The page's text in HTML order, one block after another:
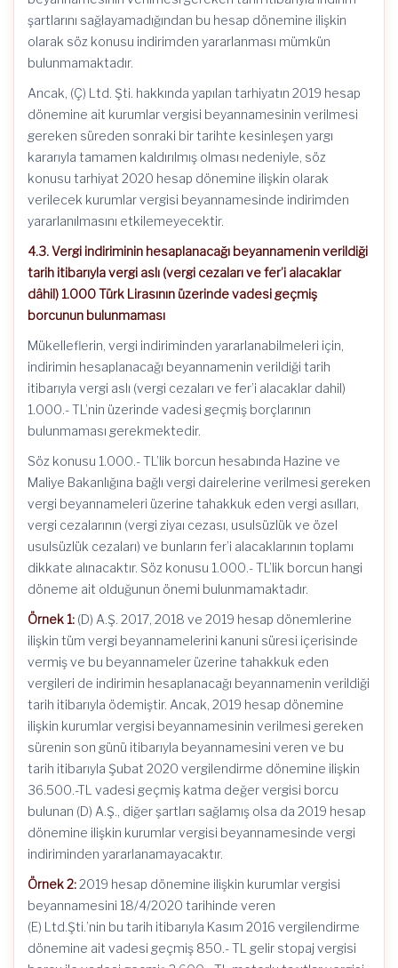
şartlarını sağlayamadığından bu hesap dönemine ilişkin
olarak söz konusu indirimden yararlanması mümkün
bulunmamaktadır.
Ancak, (Ç) Ltd. Şti. hakkında yapılan tarhiyatın 2019 hesap
dönemine ait kurumlar vergisi beyannamesinin verilmesi
gereken süreden sonraki bir tarihte kesinleşen yargı
kararıyla tamamen kaldırılmış olması nedeniyle, söz
konusu tarhiyat 2020 hesap dönemine ilişkin olarak
verilecek kurumlar vergisi beyannamesinde indirimden
yararlanılmasını etkilemeyecektir.
4.3. Vergi indiriminin hesaplanacağı beyannamenin verildiği
tarih itibarıyla vergi aslı (vergi cezaları ve fer’i alacaklar
dâhil) 1.000 Türk Lirasının üzerinde vadesi geçmiş
borcunun bulunmaması
Mükelleflerin, vergi indiriminden yararlanabilmeleri için,
indirimin hesaplanacağı beyannamenin verildiği tarih
itibarıyla vergi aslı (vergi cezaları ve fer’i alacaklar dahil)
1.000.- TL’nin üzerinde vadesi geçmiş borçlarının
bulunmaması gerekmektedir.
Söz konusu 1.000.- TL’lik borcun hesabında Hazine ve
Maliye Bakanlığına bağlı vergi dairelerine verilmesi gereken
vergi beyannameleri üzerine tahakkuk eden vergi asılları,
vergi cezalarının (vergi ziyaı cezası, usulsüzlük ve özel
usulsüzlük cezaları) ve bunların fer’i alacaklarının toplamı
dikkate alınacaktır. Söz konusu 1.000.- TL’lik borcun hangi
döneme ait olduğunun önemi bulunmamaktadır.
Örnek 1: (D) A.Ş. 2017, 2018 ve 2019 hesap dönemlerine
ilişkin tüm vergi beyannamelerini kanuni süresi içerisinde
vermiş ve bu beyannameler üzerine tahakkuk eden
vergileri de indirimin hesaplanacağı beyannamenin verildiği
tarih itibarıyla ödemiştir. Ancak, 2019 hesap dönemine
ilişkin kurumlar vergisi beyannamesinin verilmesi gereken
sürenin son günü itibarıyla beyannamesini veren ve bu
tarih itibarıyla Şubat 2020 vergilendirme dönemine ilişkin
36.500.-TL vadesi geçmiş katma değer vergisi borcu
bulunan (D) A.Ş., diğer şartları sağlamış olsa da 2019 hesap
dönemine ilişkin kurumlar vergisi beyannamesinde vergi
indiriminden yararlanamayacaktır.
Örnek 2:2019 hesap dönemine ilişkin kurumlar vergisi
beyannamesini 18/4/2020 tarihinde veren
(E) Ltd.Şti.’nin bu tarih itibarıyla Kasım 2016 vergilendirme
dönemine ait vadesi geçmiş 850.- TL gelir stopaj vergisi